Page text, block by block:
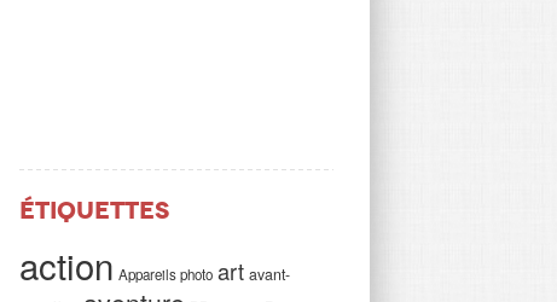
Étiquettes
action Appareils photo art avant-